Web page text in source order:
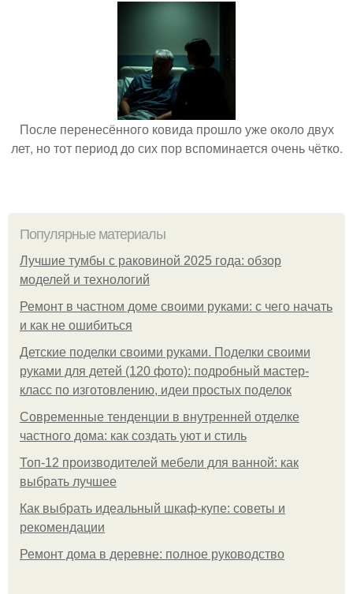
После перенесённого ковида прошло уже около двух
лет, но тот период до сих пор вспоминается очень чётко.
Популярные материалы
Лучшие тумбы с раковиной 2025 года: обзор
моделей и технологий
Ремонт в частном доме своими руками: с чего начать
и как не ошибиться
Детские поделки своими руками. Поделки своими
руками для детей (120 фото): подробный мастер-
класс по изготовлению, идеи простых поделок
Современные тенденции в внутренней отделке
частного дома: как создать уют и стиль
Топ-12 производителей мебели для ванной: как
выбрать лучшее
Как выбрать идеальный шкаф-купе: советы и
рекомендации
Ремонт дома в деревне: полное руководство